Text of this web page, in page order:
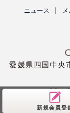
ニュース
愛媛県四国中央
20：
新規会員登